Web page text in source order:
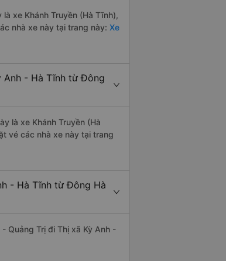
xe Khánh Truyền (Hà Tĩnh),
nhà xe này tại trang này: Xe
Anh - Hà Tĩnh từ Đông
là xe Khánh Truyền (Hà
vé các nhà xe này tại trang
- Hà Tĩnh từ Đông Hà
Quảng Trị đi Thị xã Kỳ Anh -